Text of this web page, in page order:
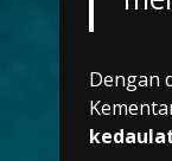
Dengan